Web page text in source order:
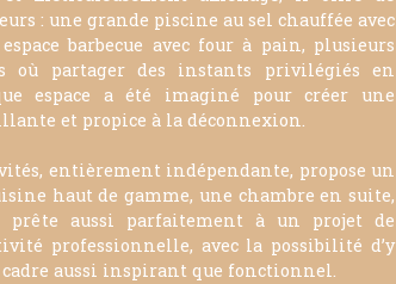
: une grande piscine au sel chauffée avec
barbecue avec four à pain, plusieurs
où partager des instants privilégiés en
espace a été imaginé pour créer une
et propice à la déconnexion.
entièrement indépendante, propose un
haut de gamme, une chambre en suite,
prête aussi parfaitement à un projet de
professionnelle, avec la possibilité d’y
aussi inspirant que fonctionnel.